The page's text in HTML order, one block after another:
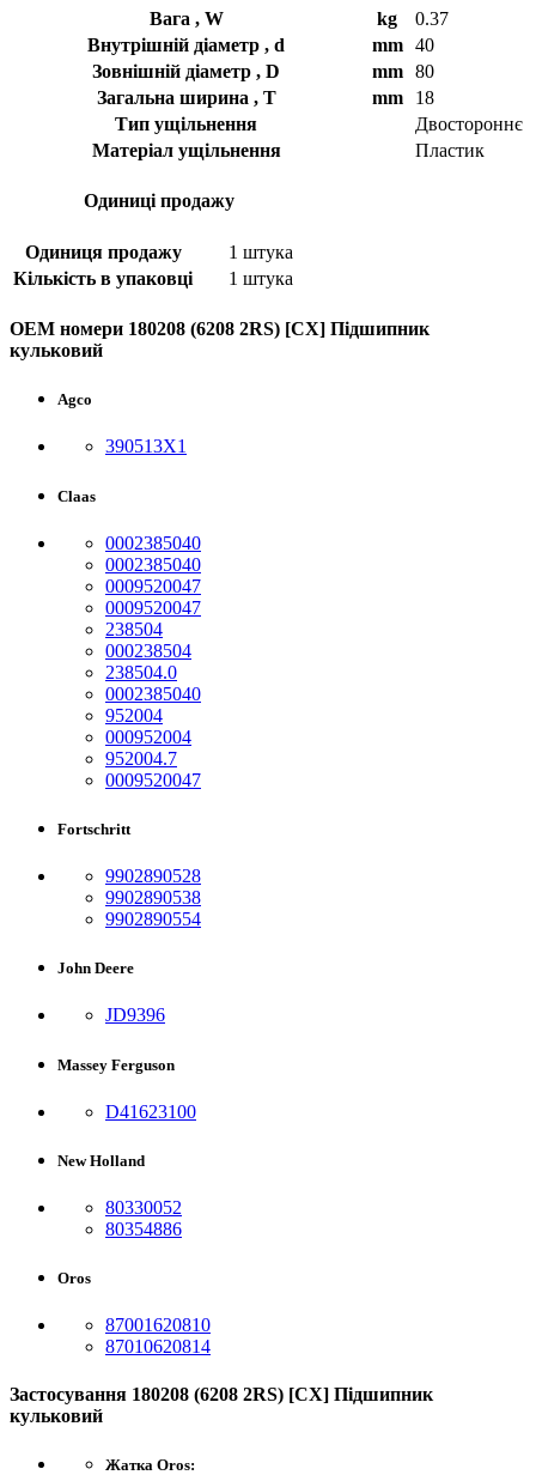
Вага , W kg
0.37
Внутрішній діаметр , d
mm
40
Зовнішній діаметр , D
mm
80
Загальна ширина , T
mm
18
Тип ущільнення
Двостороннє
Матеріал ущільнення
Пластик
Одиниці продажу
Одиниця продажу
1 штука
Кількість в упаковці
1 штука
OEM номери 180208 (6208 2RS) [CХ] Пiдшипник
кульковий
Agco
390513X1
Claas
0002385040
0002385040
0009520047
0009520047
238504
000238504
238504.0
0002385040
952004
000952004
952004.7
0009520047
Fortschritt
9902890528
9902890538
9902890554
John Deere
JD9396
Massey Ferguson
D41623100
New Holland
80330052
80354886
Oros
87001620810
87010620814
Застосування 180208 (6208 2RS) [CХ] Пiдшипник
кульковий
Жатка Oros: